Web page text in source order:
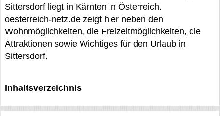
Sittersdorf liegt in Kärnten in Österreich.
oesterreich-netz.de zeigt hier neben den
Wohnmöglichkeiten, die Freizeitmöglichkeiten, die
Attraktionen sowie Wichtiges für den Urlaub in
Sittersdorf.
Inhaltsverzeichnis